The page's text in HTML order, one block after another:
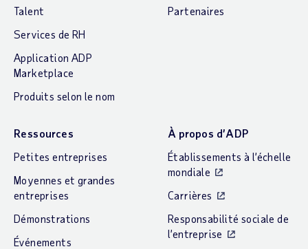
Talent
Services de RH
Application ADP
Marketplace
Produits selon le nom
Partenaires
Ressources
Petites entreprises
Moyennes et grandes
entreprises
Démonstrations
Événements
À propos d’ADP
Établissements à l’échelle
mondiale
Carrières
Responsabilité sociale de
l’entreprise